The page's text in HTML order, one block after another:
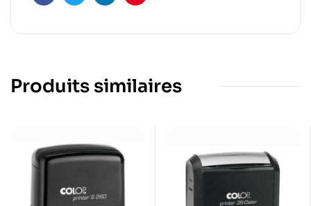
FacebookTwitterLinkedinPinterest
Produits similaires